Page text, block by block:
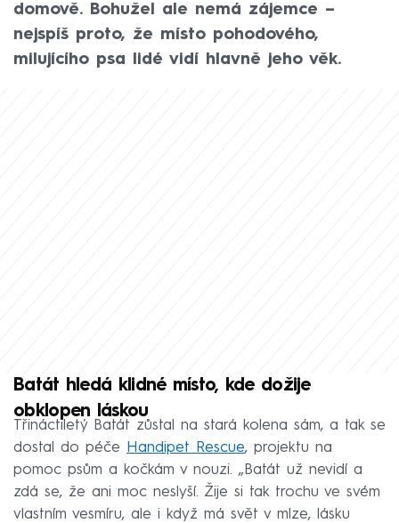
domově. Bohužel ale nemá zájemce –
nejspíš proto, že místo pohodového,
milujícího psa lidé vidí hlavně jeho věk.
Batát hledá klidné místo, kde dožije
obklopen láskou
Třináctiletý Batát zůstal na stará kolena sám, a tak se
dostal do péče
Handipet Rescue, projektu na
pomoc psům a kočkám v nouzi. „Batát už nevidí a
zdá se, že ani moc neslyší. Žije si tak trochu ve svém
vlastním vesmíru, ale i když má svět v mlze, lásku